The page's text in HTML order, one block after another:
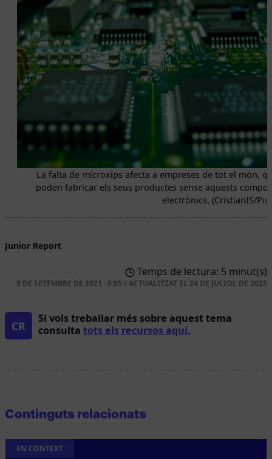
La falta de microxips afecta a empreses de tot el món,
poden fabricar els seus productes sense aquests
electrònics. (CristianIS/
Junior Report
Temps de lectura: 5 minut(s)
9 DE SETEMBRE DE 2021 · 6:05 /ACTUALITZAT EL 24 DE JULIOL DE 2025
CR
Si vols treballar més sobre aquest tema
consulta tots els recursos aquí.
Continguts relacionats
EN CONTEXT